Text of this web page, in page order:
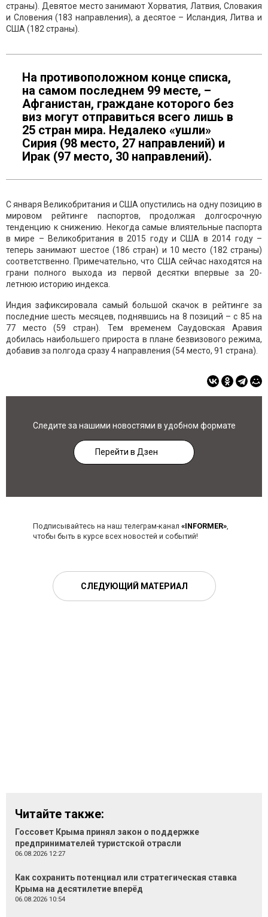
страны). Девятое место занимают Хорватия, Латвия, Словакия
и Словения (183 направления), а десятое – Исландия, Литва и
США (182 страны).
На противоположном конце списка,
на самом последнем 99 месте, –
Афганистан, граждане которого без
виз могут отправиться всего лишь в
25 стран мира. Недалеко «ушли»
Сирия (98 место, 27 направлений) и
Ирак (97 место, 30 направлений).
С января Великобритания и США опустились на одну позицию в
мировом рейтинге паспортов, продолжая долгосрочную
тенденцию к снижению. Некогда самые влиятельные паспорта
в мире – Великобритания в 2015 году и США в 2014 году –
теперь занимают шестое (186 стран) и 10 место (182 страны)
соответственно. Примечательно, что США сейчас находятся на
грани полного выхода из первой десятки впервые за 20-
летнюю историю индекса.
Индия зафиксировала самый большой скачок в рейтинге за
последние шесть месяцев, поднявшись на 8 позиций – с 85 на
77 место (59 стран). Тем временем Саудовская Аравия
добилась наибольшего прироста в плане безвизового режима,
добавив за полгода сразу 4 направления (54 место, 91 страна).
Следите за нашими новостями в удобном формате
Перейти в Дзен
Подписывайтесь на наш телеграм-канал «INFORMER»,
чтобы быть в курсе всех новостей и событий!
СЛЕДУЮЩИЙ МАТЕРИАЛ
Читайте также:
Госсовет Крыма принял закон о поддержке
предпринимателей туристской отрасли
06.08.2026 12:27
Как сохранить потенциал или стратегическая ставка
Крыма на десятилетие вперёд
06.08.2026 10:54